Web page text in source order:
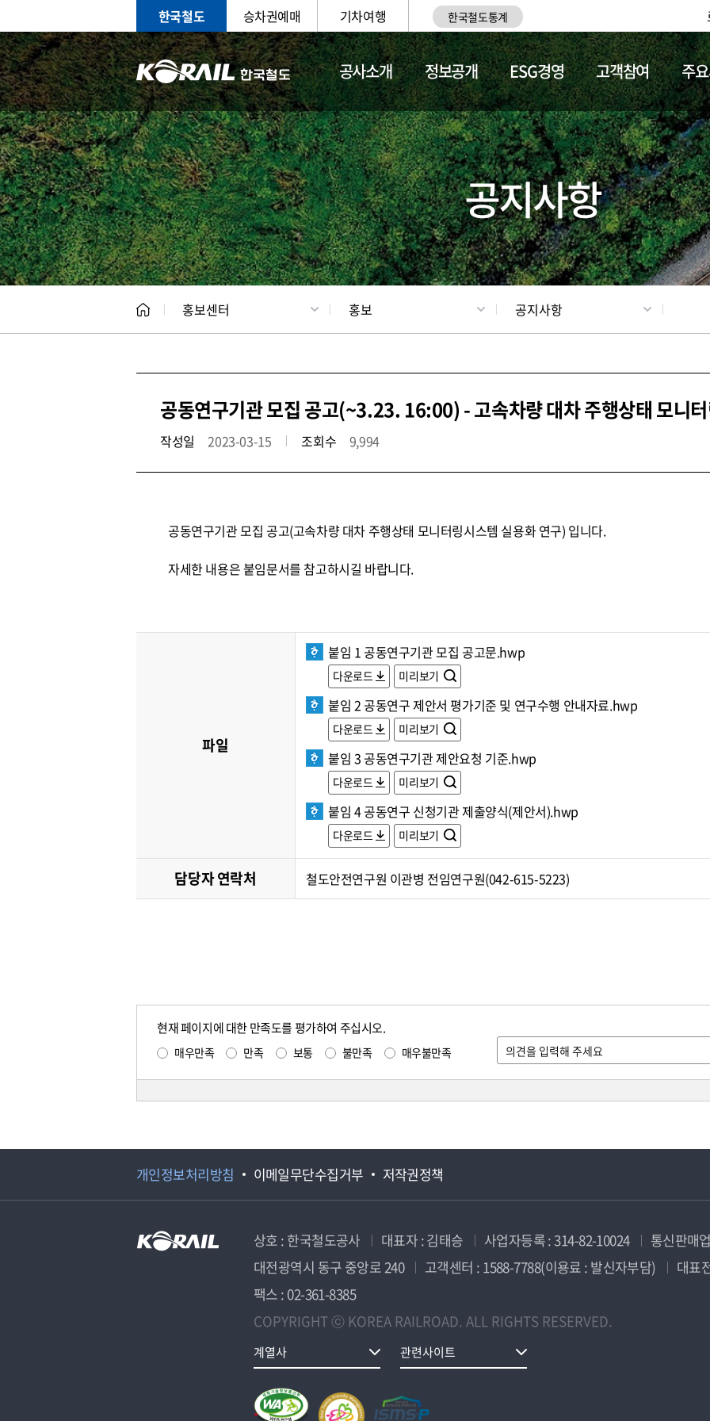
한국철도 승차권예매 기차여행 한국철도통계
공사소개 정보공개 ESG경영 고객참여 주
홍보 문화사업 갤러리 기차소개
공지사항
홍보센터 홍보 공지사항
공동연구기관 모집 공고(~3.23. 16:00) - 고속차량 대차 주행상태 모니
작성일 2023-03-15 조회수 9,994
공동연구기관 모집 공고(고속차량 대차 주행상태 모니터링시스템 실용화 연구) 입니다.
자세한 내용은 붙임문서를 참고하시길 바랍니다.
파일
붙임 1 공동연구기관 모집 공고문.hwp
다운로드 미리보기
붙임 2 공동연구 제안서 평가기준 및 연구수행 안내자료.hwp
다운로드 미리보기
붙임 3 공동연구기관 제안요청 기준.hwp
다운로드 미리보기
붙임 4 공동연구 신청기관 제출양식(제안서).hwp
다운로드 미리보기
담당자 연락처 철도안전연구원 이관병 전임연구원(042-615-5223)
현재 페이지에 대한 만족도를 평가하여 주십시오.
매우만족 만족 보통 불만족 매우불만족
개인정보처리방침 이메일무단수집거부 저작권정책
상호 : 한국철도공사 대표자 : 김태승 사업자등록 : 314-82-10024
통신판매
대전광역시 동구 중앙로 240
고객센터 : 1588-7788(이용료 : 발신자부담)
대표
팩스 : 02-361-8385
COPYRIGHT ⓒ KOREA RAILROAD. ALL RIGHTS RESERVED.
계열사 관련사이트